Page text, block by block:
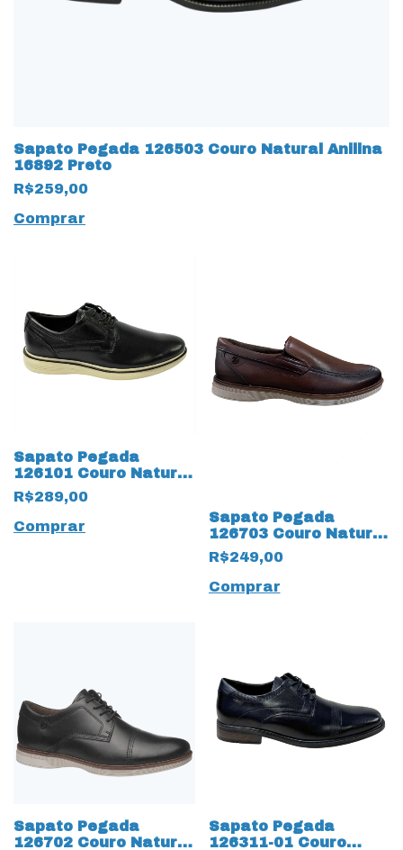
Sapato Pegada 126503 Couro Natural Anilina
16892 Preto
R$259,00
Comprar
Sapato Pegada
126101 Couro Natural
cm cadarço Fake
16891 Preto
R$289,00
Comprar
Sapato Pegada
126703 Couro Natural
Anilina 17296 Pinhão
R$249,00
Comprar
Sapato Pegada
126702 Couro Natural
Sapato Pegada
126311-01 Couro